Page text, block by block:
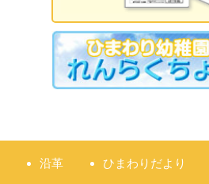
2026.09.22 国民の休日
2026.09.23 秋分の日
沿革 ひまわりだより